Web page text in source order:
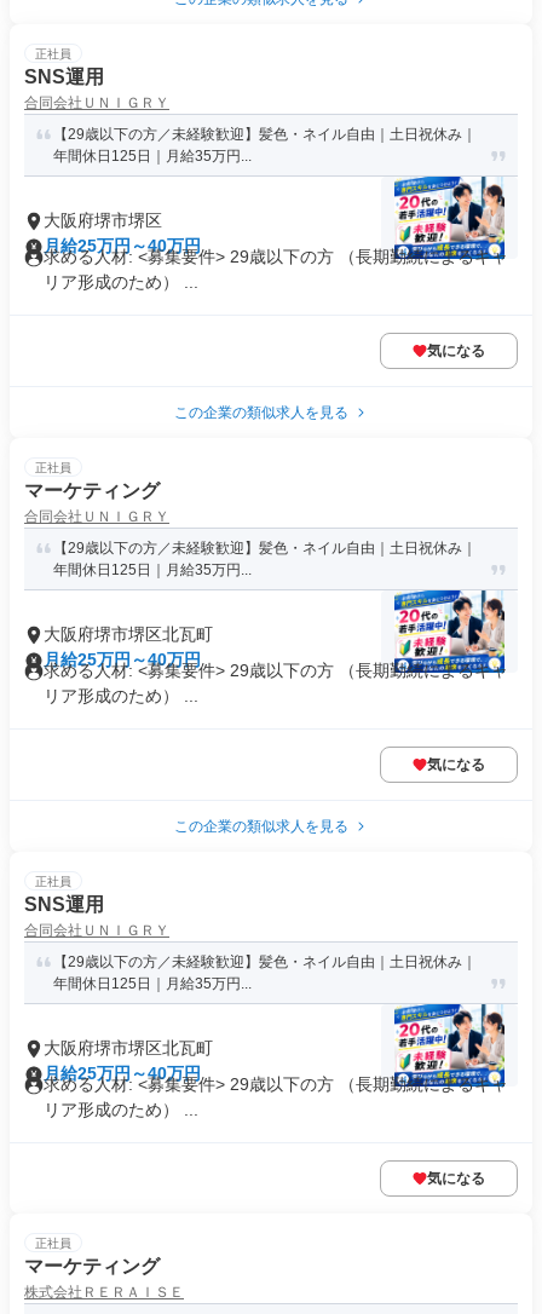
正社員
SNS運用
合同会社ＵＮＩＧＲＹ
【29歳以下の方／未経験歓迎】髪色・ネイル自由｜土日祝休み｜
年間休日125日｜月給35万円...
大阪府堺市堺区
月給25万円～40万円
求める人材: <募集要件> 29歳以下の方 （長期勤続によるキャ
リア形成のため） ...
気になる
この企業の類似求人を見る
正社員
マーケティング
合同会社ＵＮＩＧＲＹ
【29歳以下の方／未経験歓迎】髪色・ネイル自由｜土日祝休み｜
年間休日125日｜月給35万円...
大阪府堺市堺区北瓦町
月給25万円～40万円
求める人材: <募集要件> 29歳以下の方 （長期勤続によるキャ
リア形成のため） ...
気になる
この企業の類似求人を見る
正社員
SNS運用
合同会社ＵＮＩＧＲＹ
【29歳以下の方／未経験歓迎】髪色・ネイル自由｜土日祝休み｜
年間休日125日｜月給35万円...
大阪府堺市堺区北瓦町
月給25万円～40万円
求める人材: <募集要件> 29歳以下の方 （長期勤続によるキャ
リア形成のため） ...
気になる
正社員
マーケティング
株式会社ＲＥＲＡＩＳＥ